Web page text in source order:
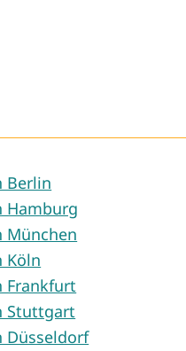
Berlin
Hamburg
München
Köln
Frankfurt
Stuttgart
Düsseldorf